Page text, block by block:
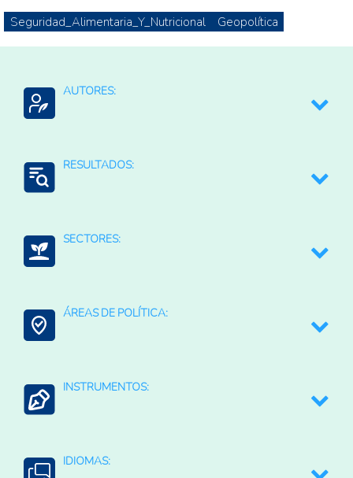
Seguridad_Alimentaria_Y_Nutricional Geopolítica
AUTORES:
RESULTADOS:
Eficiencia de los mercados
Reducción de costos
SECTORES:
Fertilizantes (productos)
Agroalimentario (total)
ÁREAS DE POLÍTICA:
Contexto Agroalimentario
INSTRUMENTOS:
Medidas antidumping
IDIOMAS: